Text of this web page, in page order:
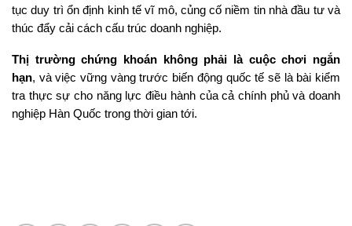
tục duy trì ổn định kinh tế vĩ mô, củng cố niềm tin nhà đầu tư và
thúc đẩy cải cách cấu trúc doanh nghiệp.
Thị trường chứng khoán không phải là cuộc chơi ngắn
hạn, và việc vững vàng trước biến động quốc tế sẽ là bài kiểm
tra thực sự cho năng lực điều hành của cả chính phủ và doanh
nghiệp Hàn Quốc trong thời gian tới.